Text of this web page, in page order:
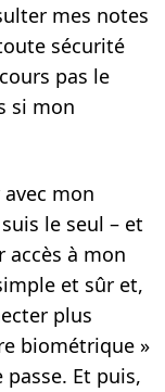
mes notes
sécurité
pas le
si mon
mon
le seul – et
accès à mon
et sûr et,
plus
biométrique »
Et puis,